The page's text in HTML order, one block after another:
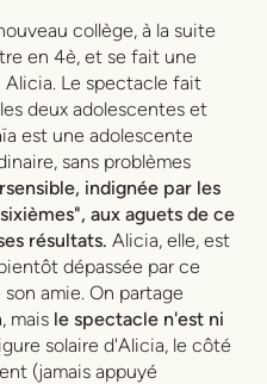
collège, à la suite
en 4è, et se fait une
Alicia. Le spectacle fait
deux adolescentes et
est une adolescente
sans problèmes
indignée par les
aux aguets de ce
résultats. Alicia, elle, est
dépassée par ce
amie. On partage
mais le spectacle n'est ni
solaire d'Alicia, le côté
(jamais appuyé